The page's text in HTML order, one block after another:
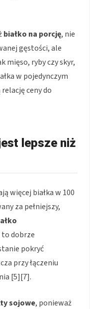
białko na porcję, nie
gęstości, ale
mięso, ryby czy skyr,
w pojedynczym
ceny do
lepsze niż
więcej białka w 100
za pełniejszy,
dobrze
pokryć
przy łączeniu
[5][7].
sojowe, ponieważ